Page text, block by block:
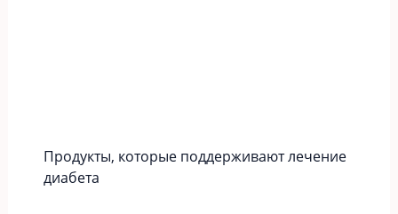
Продукты, которые поддерживают лечение
диабета